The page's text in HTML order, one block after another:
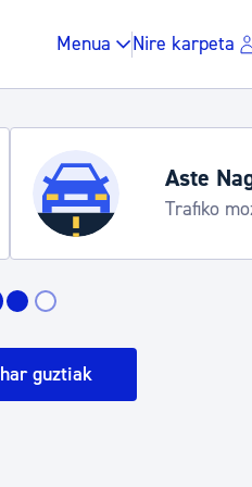
Menua Nire karpeta
Gune publikoa,
Aste
Trafiko
guztiak